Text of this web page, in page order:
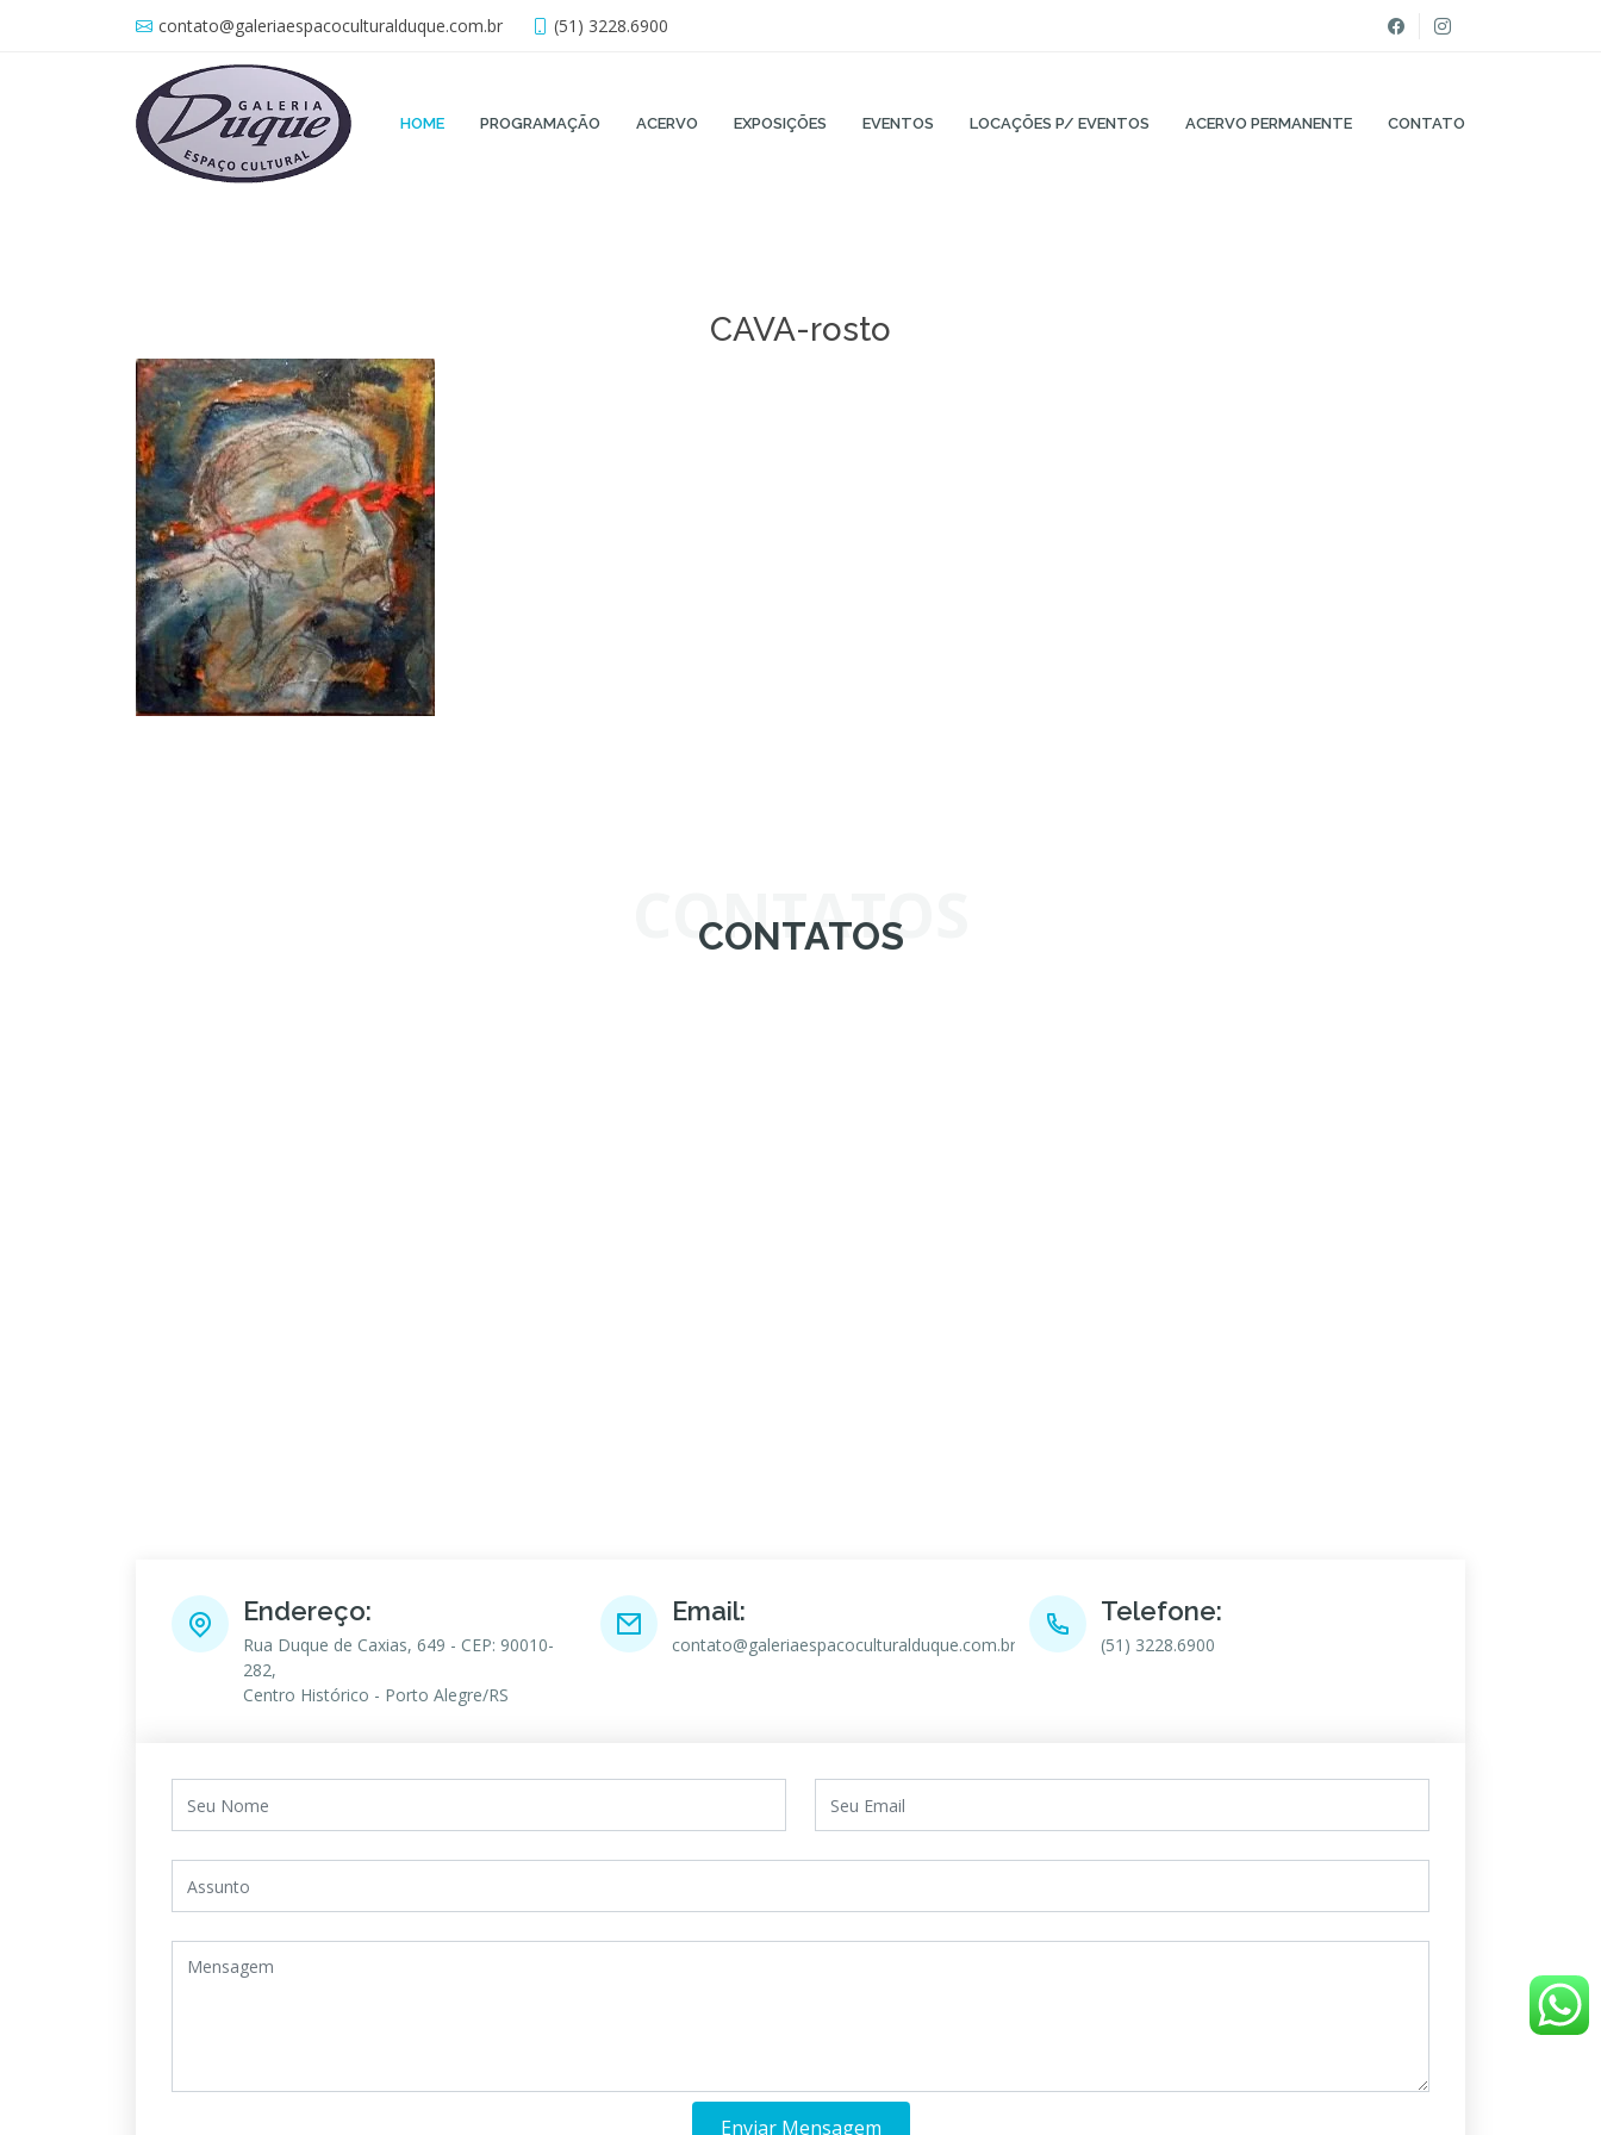
contato@galeriaespacoculturalduque.com.br (51) 3228.6900
HOME PROGRAMAÇÃO ACERVO EXPOSIÇÕES EVENTOS LOCAÇÕES P/ EVENTOS ACERVO PERMANENTE CONTATO
CAVA-rosto
CONTATOS
CONTATOS
Endereço:
Rua Duque de Caxias, 649 - CEP: 90010-
282,
Centro Histórico - Porto Alegre/RS
Email:
contato@galeriaespacoculturalduque.com.br
Telefone:
(51) 3228.6900
Enviar Mensagem